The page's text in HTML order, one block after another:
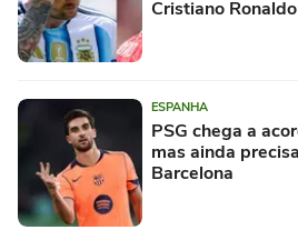
Cristiano
ESPANHA
PSG chega a
mas ainda
Barcelona